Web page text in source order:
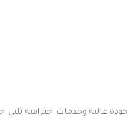
وخدمات احترافية تلبي